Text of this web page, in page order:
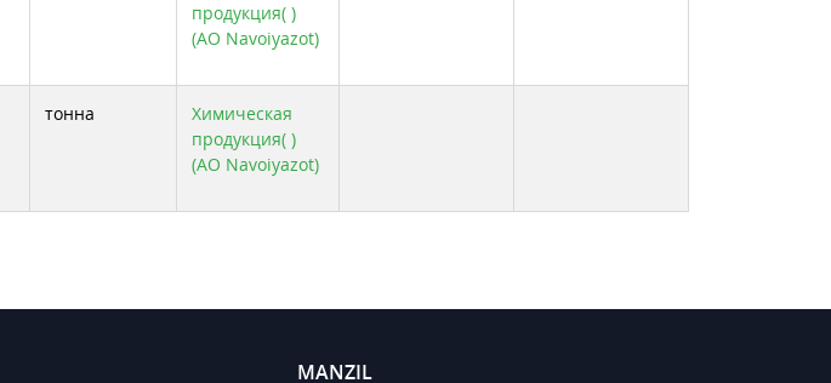
продукция( )
(АО Navoiyazot)
тонна
Химическая
продукция( )
(АО Navoiyazot)
MANZIL